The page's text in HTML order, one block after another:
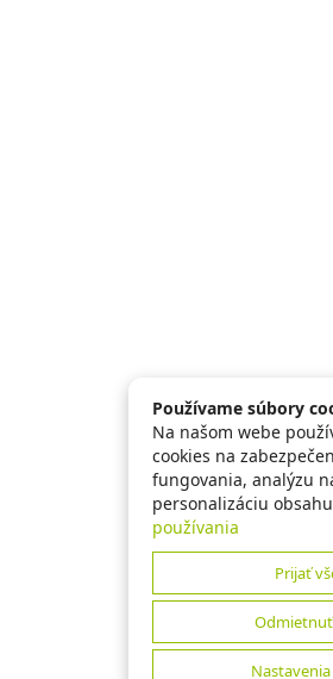
Používame súbory
Na našom webe
cookies na
fungovania, analýzu
personalizáciu
používania
Prijať